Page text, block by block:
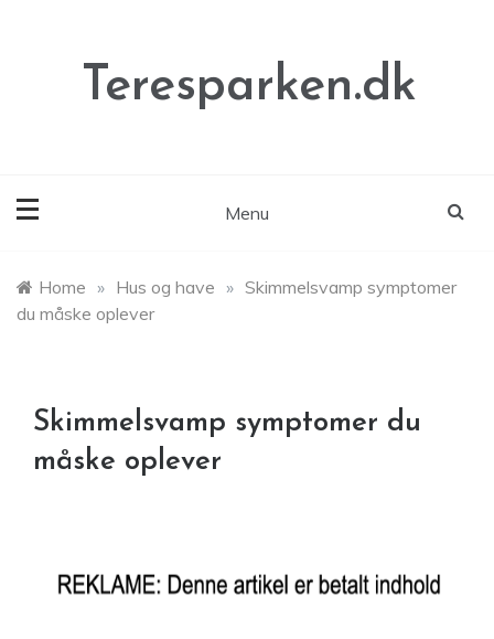
Teresparken.dk
Menu
Home » Hus og have » Skimmelsvamp symptomer
du måske oplever
Skimmelsvamp symptomer du
måske oplever